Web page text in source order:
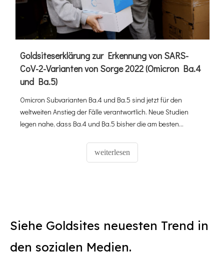
Goldsiteserklärung zur Erkennung von SARS-
CoV-2-Varianten von Sorge 2022 (Omicron Ba.4
und Ba.5)
Omicron Subvarianten Ba.4 und Ba.5 sind jetzt für den
weltweiten Anstieg der Fälle verantwortlich. Neue Studien
legen nahe, dass Ba.4 und Ba.5 bisher die am besten
Weltgesundheitsorganisation haben BA.4 und BA.5
anerkannt, die weiterhin Wellen von Fällen steigen,
weiterlesen
Siehe Goldsites neuesten Trend in
den sozialen Medien.